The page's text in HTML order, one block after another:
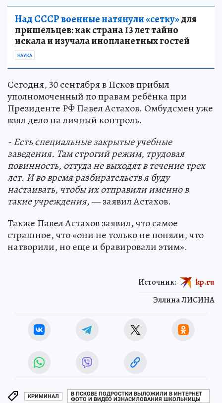
Над СССР военные натянули «сетку»для
пришельцев: как страна 13 лет тайно
искала и изучала инопланетных гостей
НАУКА
Сегодня, 30 сентября в Псков прибыл
уполномоченный по правам ребёнка при
Президенте РФ Павел Астахов. Омбудсмен уже
взял дело на личный контроль.
- Есть специальные закрытые учебные
заведения. Там строгий режим, трудовая
повинность, оттуда не выходят в течение трех
лет. И во время разбирательств я буду
настаивать, чтобы их отправили именно в
такие учреждения,— заявил Астахов.
Также Павел Астахов заявил, что самое
страшное, что «они не только не поняли, что
натворили, но еще и бравировали этим».
Эллина ЛИСИНА
Источник: kp.ru
КРИМИНАЛ
В ПСКОВЕ ПОДРОСТКИ ВЫЛОЖИЛИ В ИНТЕРНЕТ
ФОТО И ВИДЕО ИЗНАСИЛОВАНИЯ ШКОЛЬНИЦЫ